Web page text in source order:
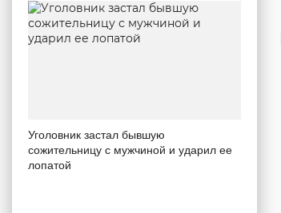
Уголовник застал бывшую
сожительницу с мужчиной и ударил ее
лопатой